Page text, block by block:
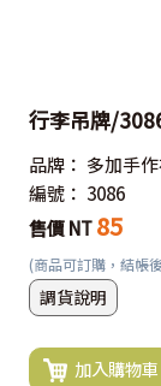
行李吊牌/
品牌： 多加手
編號： 3086
售價 NT 85
(商品可訂購，結帳
調貨說明
加入購物車